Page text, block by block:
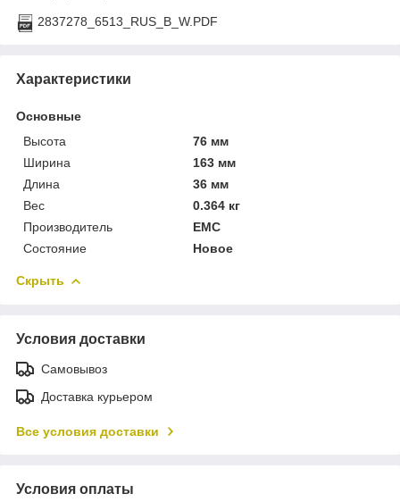
2837278_6513_RUS_B_W.PDF
Характеристики
Основные
Высота
76 мм
Ширина
163 мм
Длина
36 мм
Вес
0.364 кг
Производитель
EMC
Состояние
Новое
Скрыть
Условия доставки
Самовывоз
Доставка курьером
Все условия доставки
Условия оплаты